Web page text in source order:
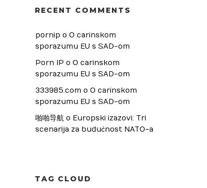
RECENT COMMENTS
pornip o O carinskom
sporazumu EU s SAD-om
Porn IP o O carinskom
sporazumu EU s SAD-om
333985.com o O carinskom
sporazumu EU s SAD-om
啪啪导航 o Europski izazovi: Tri
scenarija za budućnost NATO-a
TAG CLOUD